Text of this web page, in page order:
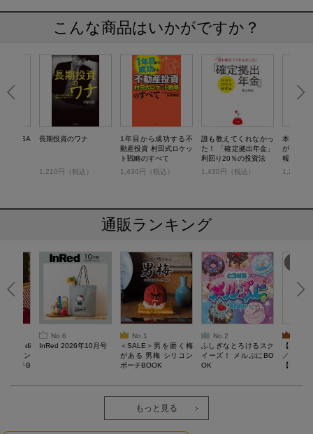
こんな商品はいかがですか？
いNISA 長期投資のワナ
1,210円（税込）
1年目から成功する不
動産投資 村田式ロケッ
ト戦略のすべて
1,430円（税込）
誰も教えてくれなかっ
た！ 「確定拠出年金」
利回り20％の投資法
1,430円（税込）
本当に億
が教え
報』＆『
イン』活
1,210円
通販ランキング
di
ティン
ポーチB
No.6
InRed 2026年10月号
No.1
＜SALE＞男を磨く梅
がある 男梅 シリコン
ポーチBOOK
No.2
ふしぎなとろけるスク
イーズ！ メルぷにBO
OK
【
／Lサイ
【一般
ウェア
もっと見る